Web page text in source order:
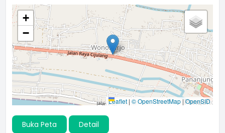
+
−
Leaflet | © OpenStreetMap |OpenSID
Buka Peta Detail